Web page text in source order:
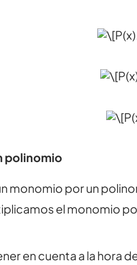
polinomio
monomio por un
el monomio
en cuenta a la hora